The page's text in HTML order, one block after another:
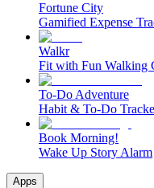
Fortune City
Gamified Expense
Walkr
Fit with Fun Walking
To-Do Adventure
Habit & To-Do
Book Morning!
Wake Up Story Alarm
Apps